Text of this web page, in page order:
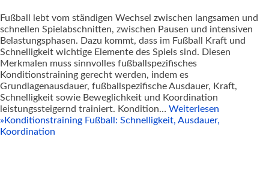
Fußball lebt vom ständigen Wechsel zwischen langsamen und
schnellen Spielabschnitten, zwischen Pausen und intensiven
Belastungsphasen. Dazu kommt, dass im Fußball Kraft und
Schnelligkeit wichtige Elemente des Spiels sind. Diesen
Merkmalen muss sinnvolles fußballspezifisches
Konditionstraining gerecht werden, indem es
Grundlagenausdauer, fußballspezifische Ausdauer, Kraft,
Schnelligkeit sowie Beweglichkeit und Koordination
leistungssteigernd trainiert. Kondition… Weiterlesen
» Konditionstraining Fußball: Schnelligkeit, Ausdauer,
Koordination